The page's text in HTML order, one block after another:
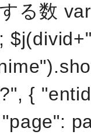
る数
{